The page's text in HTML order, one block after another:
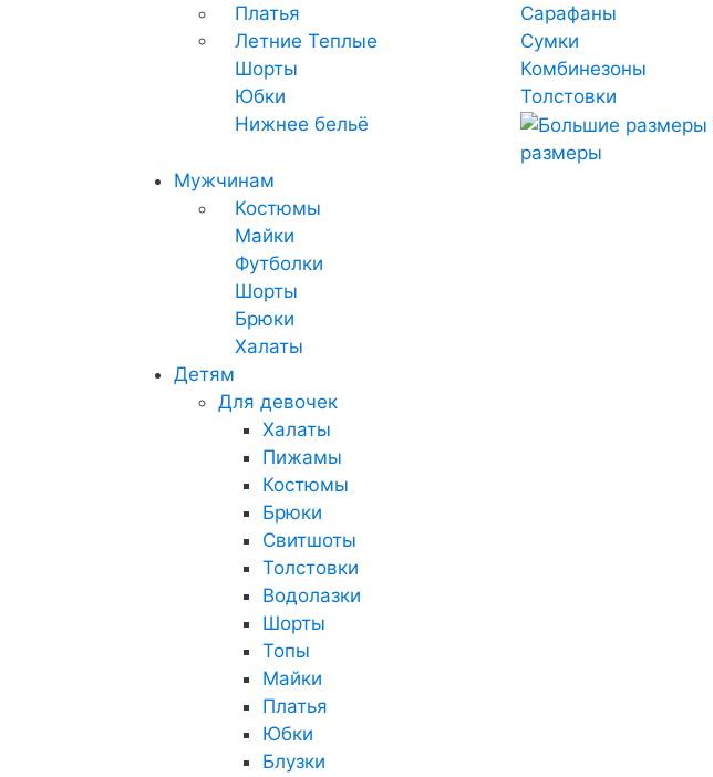
Платья
Летние Теплые
Сарафаны
Сумки
Шорты
Комбинезоны
Юбки
Толстовки
Нижнее бельё
размеры
Мужчинам
Костюмы
Майки
Футболки
Шорты
Брюки
Халаты
Детям
Для девочек
Халаты
Пижамы
Костюмы
Брюки
Свитшоты
Толстовки
Водолазки
Шорты
Топы
Майки
Платья
Юбки
Блузки